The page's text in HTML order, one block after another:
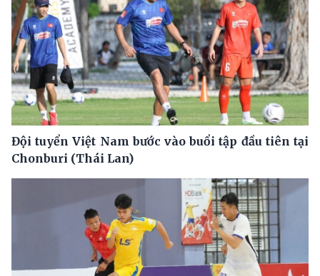
Đội tuyển Việt Nam bước vào buổi tập đầu tiên tại
Chonburi (Thái Lan)